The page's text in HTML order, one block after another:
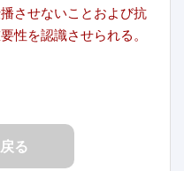
させないことおよび抗
性を認識させられる。
る